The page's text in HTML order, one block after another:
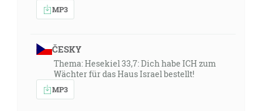
MP3
ČESKY
Thema: Hesekiel 33,7: Dich habe ICH zum
Wächter für das Haus Israel bestellt!
MP3